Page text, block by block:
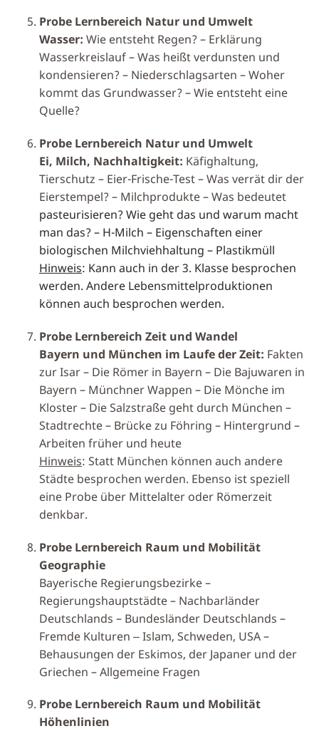
Probe Lernbereich Natur und Umwelt
Wasser: Wie entsteht Regen? – Erklärung
Wasserkreislauf – Was heißt verdunsten und
kondensieren? – Niederschlagsarten – Woher
kommt das Grundwasser? – Wie entsteht eine
Quelle?
Probe Lernbereich Natur und Umwelt
Ei, Milch, Nachhaltigkeit: Käfighaltung,
Tierschutz – Eier-Frische-Test – Was verrät dir der
Eierstempel? – Milchprodukte – Was bedeutet
pasteurisieren? Wie geht das und warum macht
man das? – H-Milch – Eigenschaften einer
biologischen Milchviehhaltung – Plastikmüll
Hinweis: Kann auch in der 3. Klasse besprochen
werden. Andere Lebensmittelproduktionen
können auch besprochen werden.
Probe Lernbereich Zeit und Wandel
Bayern und München im Laufe der Zeit: Fakten
zur Isar – Die Römer in Bayern – Die Bajuwaren in
Bayern – Münchner Wappen – Die Mönche im
Kloster – Die Salzstraße geht durch München –
Stadtrechte – Brücke zu Föhring – Hintergrund –
Arbeiten früher und heute
Hinweis: Statt München können auch andere
Städte besprochen werden. Ebenso ist speziell
eine Probe über Mittelalter oder Römerzeit
denkbar.
Probe Lernbereich Raum und Mobilität
Geographie
Bayerische Regierungsbezirke –
Regierungshauptstädte – Nachbarländer
Deutschlands – Bundesländer Deutschlands –
Fremde Kulturen ‒ Islam, Schweden, USA –
Behausungen der Eskimos, der Japaner und der
Griechen – Allgemeine Fragen
Probe Lernbereich Raum und Mobilität
Höhenlinien